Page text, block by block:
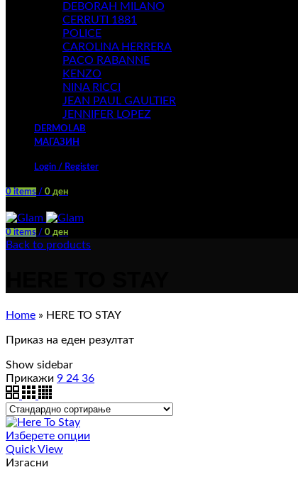
DEBORAH MILANO
CERRUTI 1881
POLICE
CAROLINA HERRERA
PACO RABANNE
KENZO
NINA RICCI
JEAN PAUL GAULTIER
JENNIFER LOPEZ
DERMOLAB
МАГАЗИН
Login / Register
0 items / 0 ден
0 items / 0 ден
Back to products
Home » HERE TO STAY
Приказ на еден резултат
Show sidebar
Прикажи 9 24 36
Изберете опции
Quick View
Изгасни